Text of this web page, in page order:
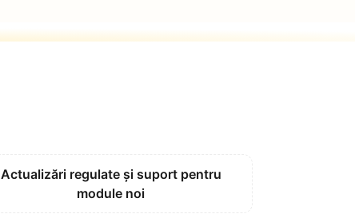
Actualizări regulate și suport pentru
module noi